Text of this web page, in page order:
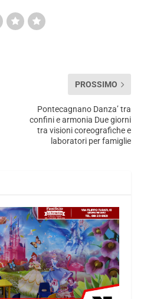
PROSSIMO
Pontecagnano Danza’ tra
confini e armonia Due giorni
tra visioni coreografiche e
laboratori per famiglie